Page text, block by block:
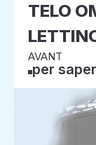
TELO
AVANT
per